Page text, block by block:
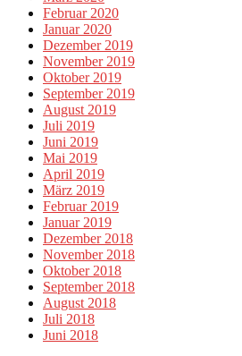
Februar 2020
Januar 2020
Dezember 2019
November 2019
Oktober 2019
September 2019
August 2019
Juli 2019
Juni 2019
Mai 2019
April 2019
März 2019
Februar 2019
Januar 2019
Dezember 2018
November 2018
Oktober 2018
September 2018
August 2018
Juli 2018
Juni 2018